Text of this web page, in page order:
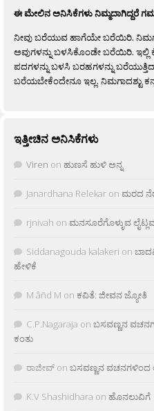
ಈ ಮೇಲಿನ ಅನಿಸಿಕೆಗಳು ನಿಮ್ಮದಾಗಿದ್ದರೆ
ನೀವು ಬರೆಯುವ ಹಾಗೆಯೇ ಬರೆಯಿರಿ.
ಅವುಗಳನ್ನು ಬಳಸಿಕೊಂಡೇ ಬರೆಯಿರಿ. ಇಲ್ಲಿ
ಪದಗಳನ್ನು ಬಳಸಿ ಬರಹಗಳನ್ನು
ಬರೆಯಬೇಕೆಂದೇನೂ ಇಲ್ಲ. ನಿಮಗಾದಶ್ಟು
ಇತ್ತೀಚಿನ ಅನಿಸಿಕೆಗಳು
Viren on ಹುಣಸೆ ಹುಳಿ ಅನ್ನ
Janardhana Relekar on ಮರದ
rjnivah on ಮನಸೂರೆಗೊಳ್ಳುವ
Siddanagouda kalakeri on
ಹೇಳಿಕೆ
M âñd M on ಕವಿತೆ: ಜೀವನ ಜ್ಯೋತಿ
C.P.Nagaraja on ಬಸವಣ್ಣನ
ಕಂತು
ರಾಜೀವ್ on ಬಸವಣ್ಣನ ವಚನಗಳಿಂದ
K.V Shashidhara on ಹೊನಲುವಿಗೆ